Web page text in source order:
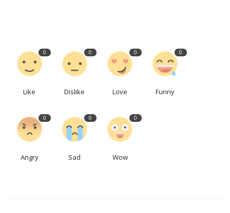
0
Like
0
Dislike
0
Love
0
Funny
0
Angry
0
Sad
0
Wow